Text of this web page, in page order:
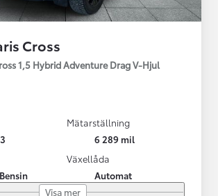
Cross
1,5 Hybrid Adventure Drag V-Hjul
Mätarställning
6 289 mil
Växellåda
Automat
Visa mer